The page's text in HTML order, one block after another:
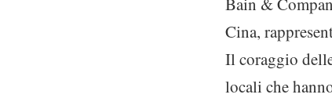
Cina,
Il coraggio
locali che